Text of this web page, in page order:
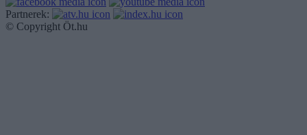
Partnerek:
© Copyright Öt.hu